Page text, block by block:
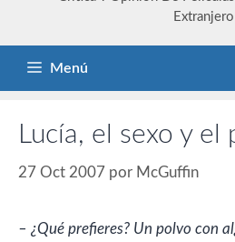
Extranjero
Menú
Lucía, el sexo y el
27 Oct 2007 por McGuffin
– ¿Qué prefieres? Un polvo con